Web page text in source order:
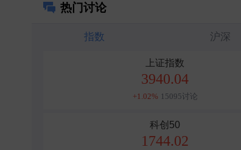
热门讨论
指数 沪深
上证指数
3940.04
+1.02% 15095讨论
科创50
1744.02